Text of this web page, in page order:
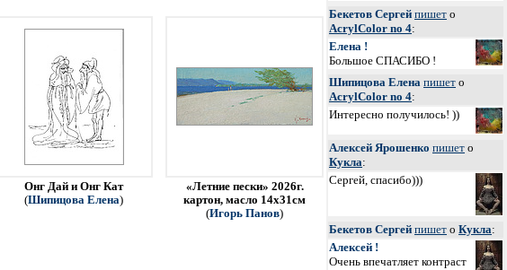
Онг Дай и Онг Кат
(Шипицова Елена)
«Летние пески» 2026г.
картон, масло 14х31см
(Игорь Панов)
Бекетов Сергей пишет о
AcrylColor no 4:
Елена !
Большое СПАСИБО !
Шипицова Елена пишет о
AcrylColor no 4:
Интересно получилось! ))
Алексей Ярошенко пишет о
Кукла:
Сергей, спасибо)))
Бекетов Сергей пишет о Кукла:
Алексей !
Очень впечатляет контраст